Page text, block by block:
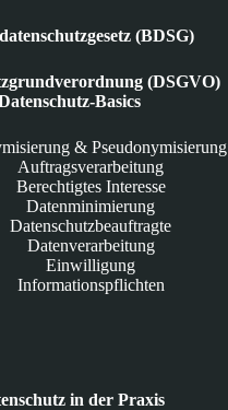
(BDSG)
(DSGVO)
Basics
& Pseudonymisierung
Auftragsverarbeitung
Berechtigtes Interesse
Datenminimierung
Datenschutzbeauftragte
Datenverarbeitung
Einwilligung
Informationspflichten
in der Praxis